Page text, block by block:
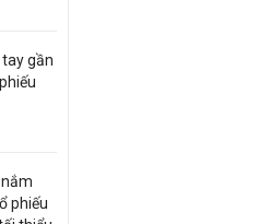
gần
nắm
phiếu